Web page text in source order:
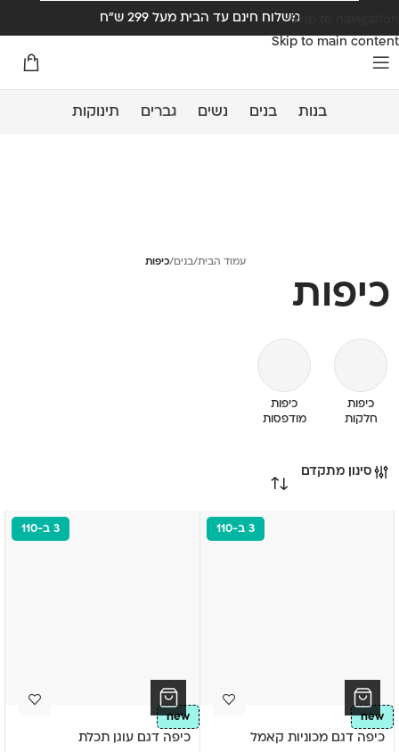
Skip to navigation
Skip to main content
משלוח חינם עד הבית מעל 299 ש"ח
בנות בנים נשים גברים תינוקות
עמוד הבית/בנים/כיפות
כיפות
כיפות
חלקות
כיפות
מודפסות
סינון מתקדם
3 ב-110
new
כיפה דגם מכוניות קאמל
3 ב-110
new
כיפה דגם עוגן תכלת